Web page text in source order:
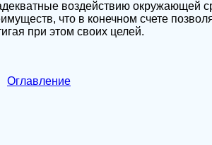
воздействию окружающей
что в конечном счете
при этом своих целей.
Оглавление